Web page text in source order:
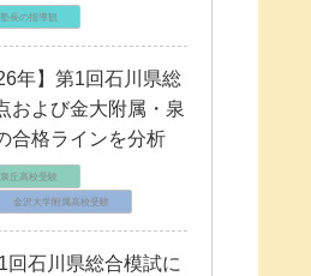
塾長の指導観
年】第1回石川県総
よび金大附属・泉
合格ラインを分析
泉丘高校受験
金沢大学附属高校受験
回石川県総合模試に